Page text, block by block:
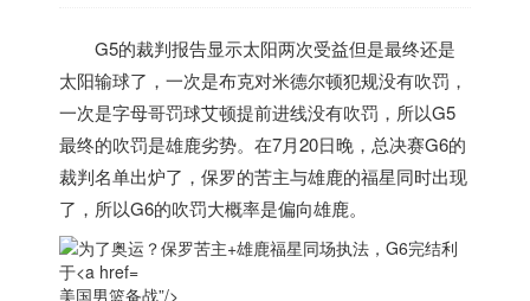
G5的裁判报告显示太阳两次受益但是最终还是
太阳输球了，一次是布克对米德尔顿犯规没有吹罚，
一次是字母哥罚球艾顿提前进线没有吹罚，所以G5
最终的吹罚是雄鹿劣势。在7月20日晚，总决赛G6的
裁判名单出炉了，保罗的苦主与雄鹿的福星同时出现
了，所以G6的吹罚大概率是偏向雄鹿。
美国男篮备战”/>